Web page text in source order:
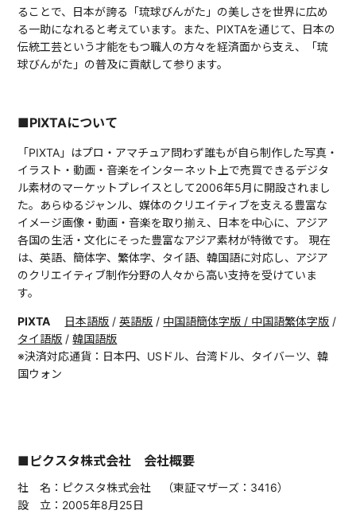
ることで、日本が誇る「琉球びんがた」の美しさを世界に広め
る一助になれると考えています。また、PIXTAを通じて、日本の
伝統工芸という才能をもつ職人の方々を経済面から支え、「琉
球びんがた」の普及に貢献して参ります。
■PIXTAについて
「PIXTA」はプロ・アマチュア問わず誰もが自ら制作した写真・
イラスト・動画・音楽をインターネット上で売買できるデジタ
ル素材のマーケットプレイスとして2006年5月に開設されまし
た。あらゆるジャンル、媒体のクリエイティブを支える豊富な
イメージ画像・動画・音楽を取り揃え、日本を中心に、アジア
各国の生活・文化にそった豊富なアジア素材が特徴です。 現在
は、英語、簡体字、繁体字、タイ語、韓国語に対応し、アジア
のクリエイティブ制作分野の人々から高い支持を受けていま
す。
PIXTA 日本語版 /英語版 / 中国語簡体字版 / 中国語繁体字版 /
タイ語版 /韓国語版
※決済対応通貨：日本円、USドル、台湾ドル、タイバーツ、韓
国ウォン
■ピクスタ株式会社 会社概要
社 名：ピクスタ株式会社 （東証マザーズ：3416）
設 立：2005年8月25日